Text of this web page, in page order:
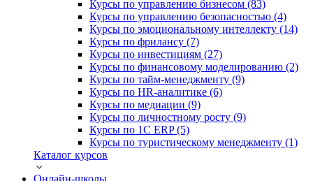
Курсы по управлению бизнесом (83)
Курсы по управлению безопасностью (4)
Курсы по эмоциональному интеллекту (14)
Курсы по фрилансу (7)
Курсы по инвестициям (27)
Курсы по финансовому моделированию (2)
Курсы по тайм-менеджменту (9)
Курсы по HR-аналитике (6)
Курсы по медиации (9)
Курсы по личностному росту (9)
Курсы по 1С ERP (5)
Курсы по туристическому менеджменту (1)
Каталог курсов